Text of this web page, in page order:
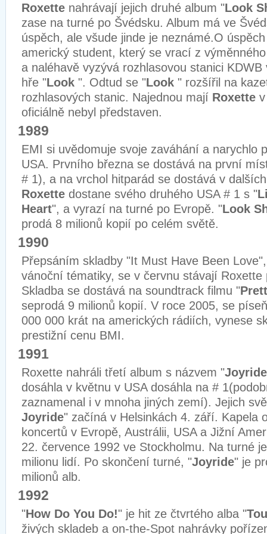
Roxette nahrávají jejich druhé album "Look
zase na turné po Švédsku. Album má ve
úspěch, ale všude jinde je neznámé.O
americký student, který se vrací z
a naléhavě vyzývá rozhlasovou stanici KDWB
hře "Look ". Odtud se "Look " rozšířil na
rozhlasových stanic. Najednou mají Roxette
oficiálně nebyl představen.
1989
EMI si uvědomuje svoje zaváhání a narychlo
USA. Prvního března se dostává na první
# 1), a na vrchol hitparád se dostává v
Roxette dostane svého druhého USA # 1 s "
Heart", a vyrazí na turné po Evropě. "Look
prodá 8 milionů kopií po celém světě.
1990
Přepsáním skladby "It Must Have Been
vánoční tématiky, se v červnu stávají
Skladba se dostává na soundtrack filmu "
seprodá 9 milionů kopií. V roce 2005, se
000 000 krát na amerických rádiích, vynese
prestižní cenu BMI.
1991
Roxette nahráli třetí album s názvem "Joyride
dosáhla v květnu v USA dosáhla na #
zaznamenal i v mnoha jiných zemí). Jejich
Joyride" začíná v Helsinkách 4. září. Kapela
koncertů v Evropě, Austrálii, USA a Jižní
22. července 1992 ve Stockholmu. Na turné
milionu lidí. Po skončení turné, "Joyride" je
milionů alb.
1992
"How Do You Do!" je hit ze čtvrtého alba "
živých skladeb a on-the-Spot nahrávky